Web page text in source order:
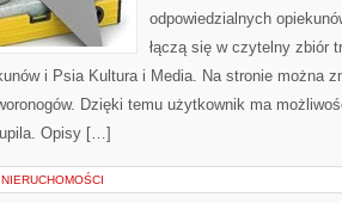
odpowiedzialnych
łączą się w czytelny zbiór
i Psia Kultura i Media. Na stronie można
Dzięki temu użytkownik ma
Opisy […]
NIERUCHOMOŚCI